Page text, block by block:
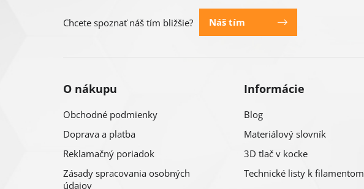
Chcete spoznať náš tím bližšie? Náš tím
O nákupu
Obchodné podmienky
Doprava a platba
Reklamačný poriadok
Zásady spracovania osobných
údajov
Informácie
Blog
Materiálový slovník
3D tlač v kocke
Technické listy k filamentom